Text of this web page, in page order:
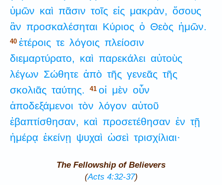
ὑμῶν καὶ πᾶσιν τοῖς εἰς μακρὰν, ὅσους
ἂν προσκαλέσηται Κύριος ὁ Θεὸς ἡμῶν.
40 ἑτέροις τε λόγοις πλείοσιν
διεμαρτύρατο, καὶ παρεκάλει αὐτοὺς
λέγων Σώθητε ἀπὸ τῆς γενεᾶς τῆς
σκολιᾶς ταύτης. 41 οἱ μὲν οὖν
ἀποδεξάμενοι τὸν λόγον αὐτοῦ
ἐβαπτίσθησαν, καὶ προσετέθησαν ἐν τῇ
ἡμέρᾳ ἐκείνῃ ψυχαὶ ὡσεὶ τρισχίλιαι·
The Fellowship of Believers
(Acts 4:32-37)